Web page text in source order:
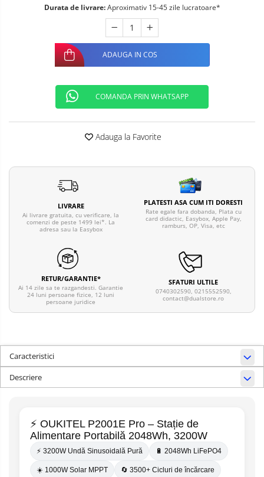
Durata de livrare:Aproximativ 15-45 zile lucratoare*
ADAUGA IN COS
COMANDA PRIN WHATSAPP
Adauga la Favorite
LIVRARE
Ai livrare gratuita, cu verificare, la
comenzi de peste 1499 lei*. La
adresa sau la Easybox
PLATESTI ASA CUM ITI DORESTI
Rate egale fara dobanda, Plata cu
card didactic, Easybox, Apple Pay,
ramburs, OP, Visa, etc
RETUR/GARANTIE*
Ai 14 zile sa te razgandesti. Garantie
24 luni persoane fizice, 12 luni
persoane juridice
SFATURI ULTILE
0740302590, 0215552590,
contact@dualstore.ro
Caracteristici
Descriere
⚡ OUKITEL P2001E Pro – Stație de
Alimentare Portabilă 2048Wh, 3200W
⚡ 3200W Undă Sinusoidală Pură 🔋 2048Wh LiFePO4
☀️ 1000W Solar MPPT 🔄 3500+ Cicluri de încărcare